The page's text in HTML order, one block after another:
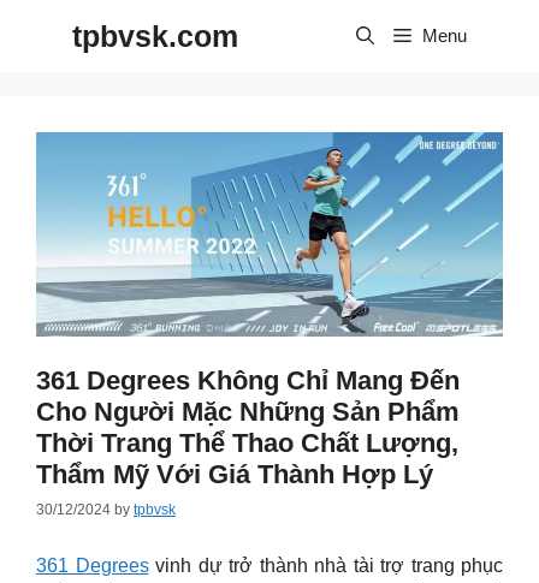
tpbvsk.com Menu
361 Degrees Không Chỉ Mang Đến
Cho Người Mặc Những Sản Phẩm
Thời Trang Thể Thao Chất Lượng,
Thẩm Mỹ Với Giá Thành Hợp Lý
30/12/2024 by tpbvsk
361 Degreesvinh dự trở thành nhà tài trợ trang phục